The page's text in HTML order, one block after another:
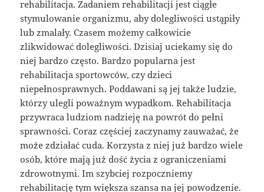
rehabilitacja. Zadaniem rehabilitacji jest ciągłe
stymulowanie organizmu, aby dolegliwości ustąpiły
lub zmalały. Czasem możemy całkowicie
zlikwidować dolegliwości. Dzisiaj uciekamy się do
niej bardzo często. Bardzo popularna jest
rehabilitacja sportowców, czy dzieci
niepełnosprawnych. Poddawani są jej także ludzie,
którzy ulegli poważnym wypadkom. Rehabilitacja
przywraca ludziom nadzieję na powrót do pełni
sprawności. Coraz częściej zaczynamy zauważać, że
może zdziałać cuda. Korzysta z niej już bardzo wiele
osób, które mają już dość życia z ograniczeniami
zdrowotnymi. Im szybciej rozpoczniemy
rehabilitację tym większa szansa na jej powodzenie.